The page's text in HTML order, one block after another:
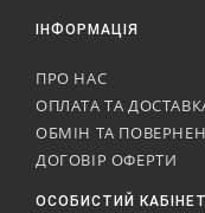
ІНФОРМАЦІЯ
ПРО НАС
ОПЛАТА ТА
ОБМІН ТА
ДОГОВІР ОФЕРТИ
ОСОБИСТИЙ КАБІНЕТ